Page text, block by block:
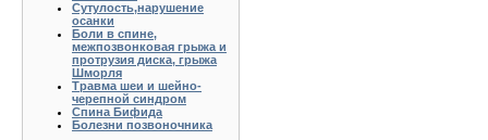
Сутулость,нарушение
осанки
Боли в спине,
межпозвонковая грыжа и
протрузия диска, грыжа
Шморля
Травма шеи и шейно-
черепной синдром
Спина Бифида
Болезни позвоночника